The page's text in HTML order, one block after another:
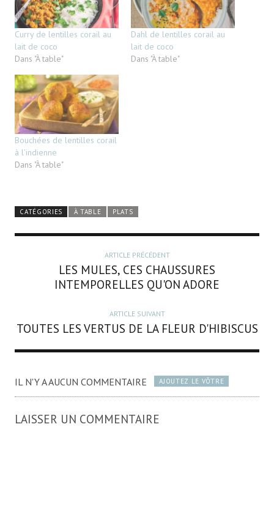
Curry de lentilles corail au
lait de coco
Dans "À table"
Dahl de lentilles corail au
lait de coco
Dans "À table"
Bouchées de lentilles corail
à l’indienne
Dans "À table"
CATÉGORIES À TABLE PLATS
ARTICLE PRÉCÉDENT
LES MULES, CES CHAUSSURES
INTEMPORELLES QU'ON ADORE
ARTICLE SUIVANT
TOUTES LES VERTUS DE LA FLEUR D'HIBISCUS
IL N'Y A AUCUN COMMENTAIRE AJOUTEZ LE VÔTRE
LAISSER UN COMMENTAIRE